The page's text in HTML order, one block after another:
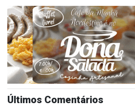
Últimos Comentários